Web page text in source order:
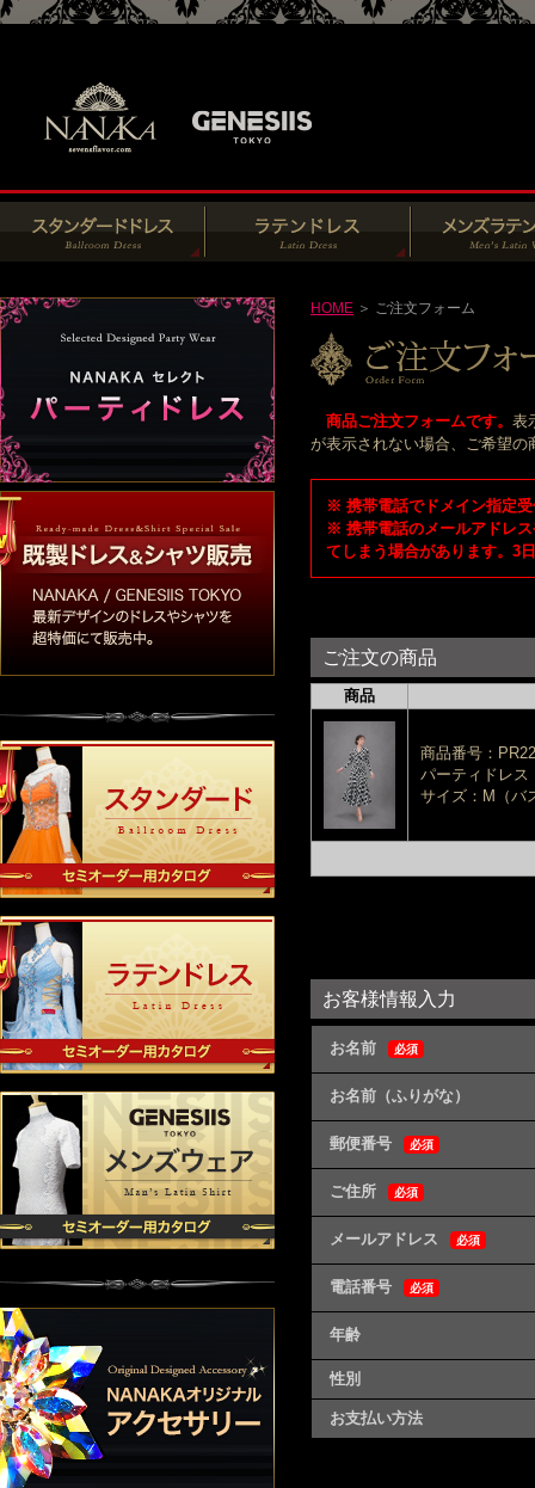
HOME ＞ ご注文フォーム
商品ご注文フォームです。 表
が表示されない場合、ご希望
※ 携帯電話でドメイン指定
※ 携帯電話のメールアドレ
てしまう場合があります。3
ご注文の商品
商品
商品番号：
パーティドレス
サイズ：M（バ
お客様情報入力
お名前 必須
お名前（ふりがな）
郵便番号 必須
ご住所 必須
メールアドレス 必須
電話番号 必須
年齢
性別
お支払い方法